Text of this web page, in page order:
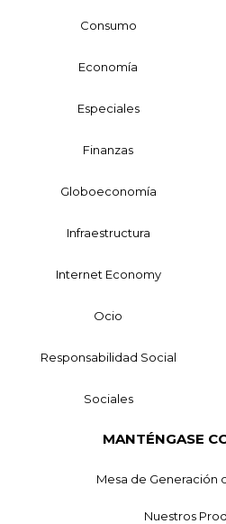
Consumo
Economía
Especiales
Finanzas
Globoeconomía
Infraestructura
Internet Economy
Ocio
Responsabilidad Social
Sociales
MANTÉNGASE
Mesa de Generación
Nuestros